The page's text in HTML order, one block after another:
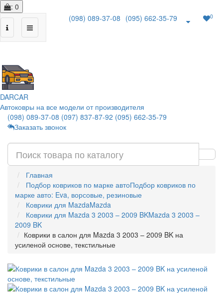
: 0
(098) 089-37-08 (095) 662-35-79 0
DARCAR
Автоковры на все модели от производителя
(098) 089-37-08 (097) 837-87-92 (095) 662-35-79
Заказать звонок
Главная
Подбор ковриков по марке автоПодбор ковриков по
марке авто: Eva, ворсовые, резиновые
Коврики для MazdaMazda
Коврики для Mazda 3 2003 – 2009 BKMazda 3 2003 –
2009 BK
Коврики в салон для Mazda 3 2003 – 2009 BK на
усиленой основе, текстильные